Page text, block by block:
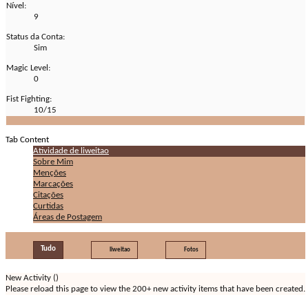
Nível:
9
Status da Conta:
Sim
Magic Level:
0
Fist Fighting:
10/15
Tab Content
Atividade de liweitao
Sobre Mim
Menções
Marcações
Citações
Curtidas
Áreas de Postagem
Tudo liweitao Fotos
New Activity ()
Please reload this page to view the 200+ new activity items that have been created.